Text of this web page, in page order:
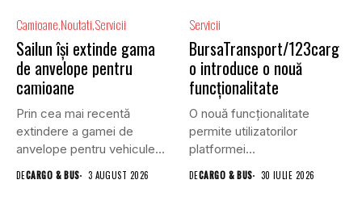
Camioane Noutati Servicii
Sailun își extinde gama
de anvelope pentru
camioane
Prin cea mai recentă
extindere a gamei de
anvelope pentru vehicule
comerciale,...
DECARGO & BUS 3 AUGUST 2026
Servicii
BursaTransport/123carg
o introduce o nouă
funcționalitate
O nouă funcționalitate
permite utilizatorilor
platformei
BursaTransport/123cargo să
își evalueze partenerii
DECARGO & BUS 30 IULIE 2026